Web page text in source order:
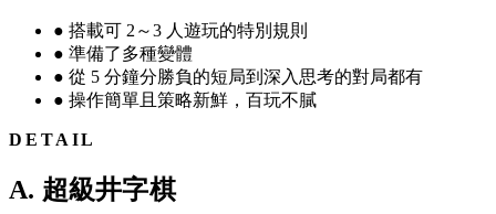
● 搭載可 2～3 人遊玩的特別規則
● 準備了多種變體
● 從 5 分鐘分勝負的短局到深入思考的對局都有
● 操作簡單且策略新鮮，百玩不膩
DETAIL
A. 超級井字棋